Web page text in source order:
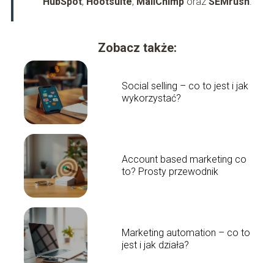
Zobacz także:
Social selling – co to jest i jak
wykorzystać?
Account based marketing co
to? Prosty przewodnik
Marketing automation – co to
jest i jak działa?